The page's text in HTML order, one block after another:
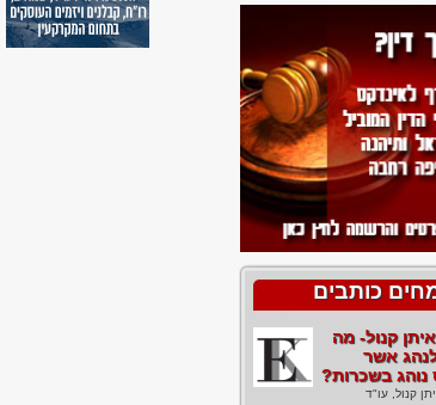
כותבים
קנול- מה
אשר
נוהג בשכרות?
קנול, עו"ד